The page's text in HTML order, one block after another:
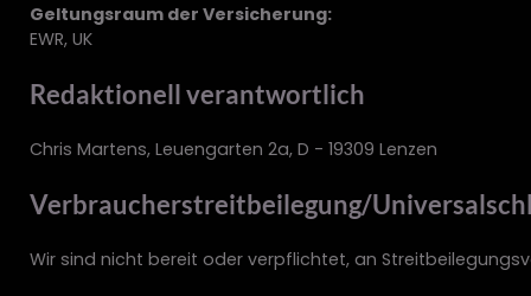
Geltungsraum der Versicherung:
EWR, UK
Redaktionell verantwortlich
Chris Martens, Leuengarten 2a, D - 19309 Lenzen
Verbraucher­streit­beilegung/
Wir sind nicht bereit oder verpflichtet, an